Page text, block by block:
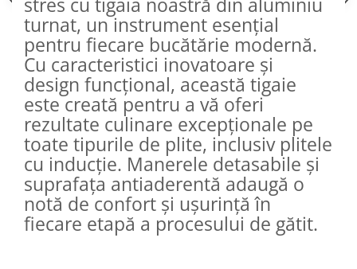
turnat, un instrument esențial
pentru fiecare bucătărie modernă.
Cu caracteristici inovatoare și
design funcțional, această tigaie
este creată pentru a vă oferi
rezultate culinare excepționale pe
toate tipurile de plite, inclusiv plitele
cu inducție. Manerele detasabile și
suprafața antiaderentă adaugă o
notă de confort și ușurință în
fiecare etapă a procesului de gătit.